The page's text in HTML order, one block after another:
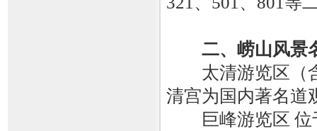
二、崂山风景
太清游览区（含
清宫为国内著名道
巨峰游览区 位